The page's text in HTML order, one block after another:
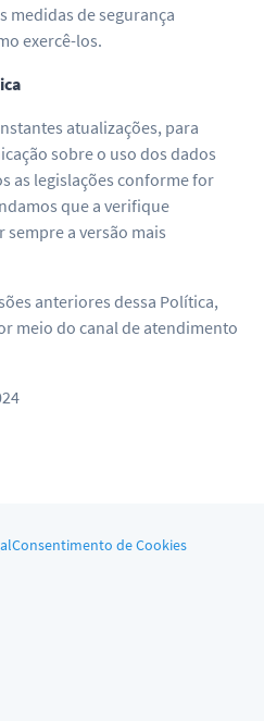
medidas de segurança
exercê-los.
atualizações, para
sobre o uso dos dados
as legislações conforme for
que a verifique
a versão mais
anteriores dessa Política,
meio do canal de atendimento
Consentimento de Cookies